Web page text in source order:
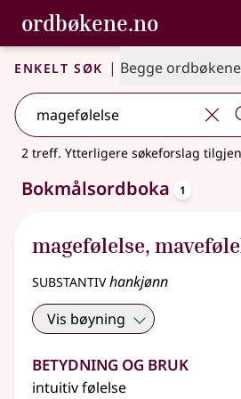
Gå til hovedinnhold
Tilgjengelighet
ordbøkene.no,
Bokmålsordboka og Nynorskordboka
Enkelt søk | Begge ordbøkene
2 treff. Ytterligere søkeforslag
Bokmålsordboka 1
magefølelse,
substantivhankjønn
Vis bøyning
Betydning og bruk
intuitiv følelse